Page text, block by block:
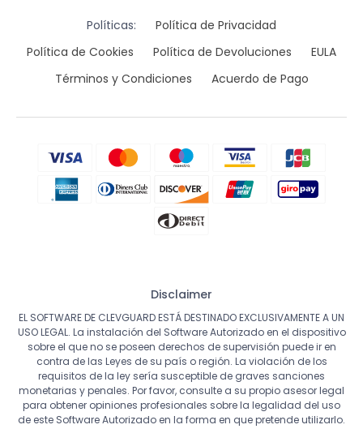
Políticas:
Política de Privacidad
Política de Cookies
Política de Devoluciones
EULA
Términos y Condiciones
Acuerdo de Pago
Disclaimer
EL SOFTWARE DE CLEVGUARD ESTÁ DESTINADO EXCLUSIVAMENTE A UN
USO LEGAL. La instalación del Software Autorizado en el dispositivo
sobre el que no se poseen derechos de supervisión puede ir en
contra de las Leyes de su país o región. La violación de los
requisitos de la ley sería susceptible de graves sanciones
monetarias y penales. Por favor, consulte a su propio asesor legal
para obtener opiniones profesionales sobre la legalidad del uso
de este Software Autorizado en la forma en que pretende utilizarlo.